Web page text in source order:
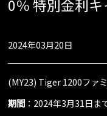
0％ 特別金利
2024年03月20日
(MY23) Tiger 1200ファ
期間 ：2024年3月31日ま